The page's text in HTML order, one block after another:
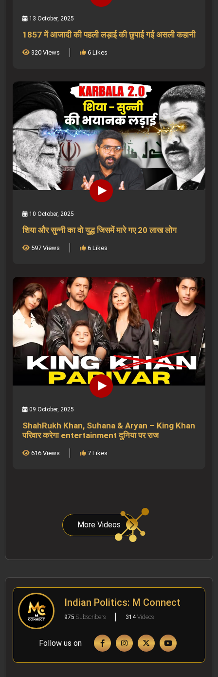
13 October, 2025
1857 में आजादी की पहली लड़ाई की छुपाई गई असली कहानी
320 Views 6 Likes
10 October, 2025
शिया और सुन्नी का वो युद्ध जिसमें मारे गए 20 लाख लोग
597 Views 6 Likes
09 October, 2025
ShahRukh Khan, Suhana & Aryan – King Khan
परिवार करेगा entertainment दुनिया पर राज
616 Views 7 Likes
More Videos
Indian Politics: M Connect
975 Subscribers 314Videos
Follow us on